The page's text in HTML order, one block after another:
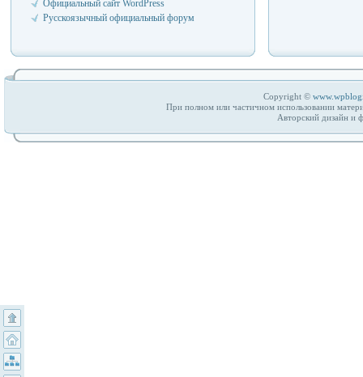
Официальный сайт WordPress
Русскоязычный официальный форум
Copyright ©
При полном или частичном использовании
Авторский дизайн и